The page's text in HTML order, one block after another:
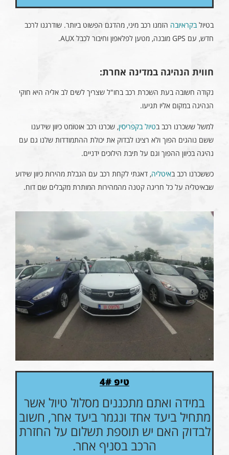
בטיול בקראיובה הזמנו רכב מיני, מהדגם הפשוט ביותר. שודרגנו לרכב
חדש, עם GPS מובנה, מטען לפלאפון וחיבור לכבל AUX.
חווית הנהיגה במדינה אחרת:
נקודה חשובה בעת השכרת רכב בחו"ל שצריך לשים לב אליה היא חוקי
הנהיגה במקום אליו תגיעו.
למשל ששכרנו רכב בטיול בקפריסין, שכרנו רכב אוטומט כיוון שידענו
ששם נוהגים הפוך ולא רצינו לבדוק את יכולת ההתמודדות שלנו גם עם
נהיגה בכיוון ההפוך וגם על תיבת הילוכים ידניים.
כששכרנו רכב באיטליה, דאגתי לקחת רכב עם הגבלת מהירות כיוון שידוע
שבאיטליה על כל חריגה קטנה מהמהירות המותרת מקבלים שם דוח.
טיפ 4#
במידה ואתם מתכננים מסלול טיול אשר
מתחיל ביעד אחד ונגמר ביעד אחר, חשוב
לבדוק האם יש תוספת תשלום על החזרת
הרכב בסניף אחר.